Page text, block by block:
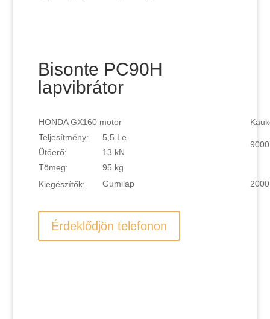
Bisonte PC90H
lapvibrátor
HONDA GX160 motor
Teljesítmény:
5,5 Le
9000
Ütőerő:
13 kN
Tömeg:
95 kg
Kiegészítők:
Gumilap
Érdeklődjön telefonon